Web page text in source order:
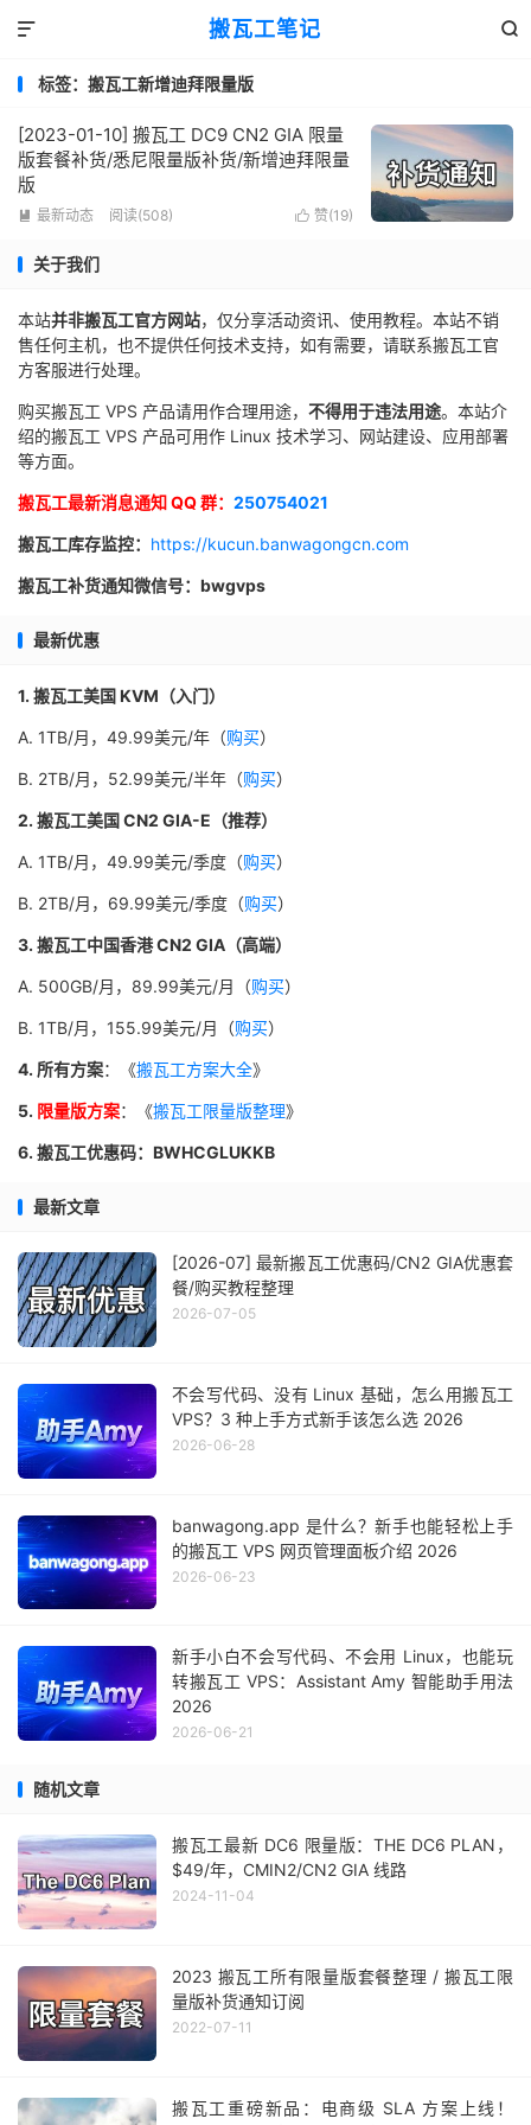
搬瓦工笔记 

标签：搬瓦工新增迪拜限量版
[2023-01-10] 搬瓦工 DC9 CN2 GIA 限量
版套餐补货/悉尼限量版补货/新增迪拜限量
版
 最新动态 阅读(508)  赞(19)
关于我们
本站并非搬瓦工官方网站，仅分享活动资讯、使用教程。本站不销
售任何主机，也不提供任何技术支持，如有需要，请联系搬瓦工官
方客服进行处理。
购买搬瓦工 VPS 产品请用作合理用途， 不得用于违法用途。本站介
绍的搬瓦工 VPS 产品可用作 Linux 技术学习、网站建设、应用部署
等方面。
搬瓦工最新消息通知 QQ 群： 250754021
搬瓦工库存监控： https://kucun.banwagongcn.com
搬瓦工补货通知微信号：bwgvps
最新优惠
1. 搬瓦工美国 KVM（入门）
A. 1TB/月，49.99美元/年（购买）
B. 2TB/月，52.99美元/半年（购买）
2. 搬瓦工美国 CN2 GIA-E（推荐）
A. 1TB/月，49.99美元/季度（购买）
B. 2TB/月，69.99美元/季度（购买）
3. 搬瓦工中国香港 CN2 GIA（高端）
A. 500GB/月，89.99美元/月（购买）
B. 1TB/月，155.99美元/月（购买）
4. 所有方案：《搬瓦工方案大全》
5. 限量版方案：《搬瓦工限量版整理》
6. 搬瓦工优惠码：BWHCGLUKKB
最新文章
[2026-07] 最新搬瓦工优惠码/CN2 GIA优惠套
餐/购买教程整理
2026-07-05
不会写代码、没有 Linux 基础，怎么用搬瓦工
VPS？3 种上手方式新手该怎么选 2026
2026-06-28
banwagong.app 是什么？新手也能轻松上手
的搬瓦工 VPS 网页管理面板介绍 2026
2026-06-23
新手小白不会写代码、不会用 Linux，也能玩
转搬瓦工 VPS：Assistant Amy 智能助手用法
2026
2026-06-21
随机文章
搬瓦工最新 DC6 限量版：THE DC6 PLAN，
$49/年，CMIN2/CN2 GIA 线路
2024-11-04
2023 搬瓦工所有限量版套餐整理 / 搬瓦工限
量版补货通知订阅
2022-07-11
搬瓦工重磅新品：电商级 SLA 方案上线！